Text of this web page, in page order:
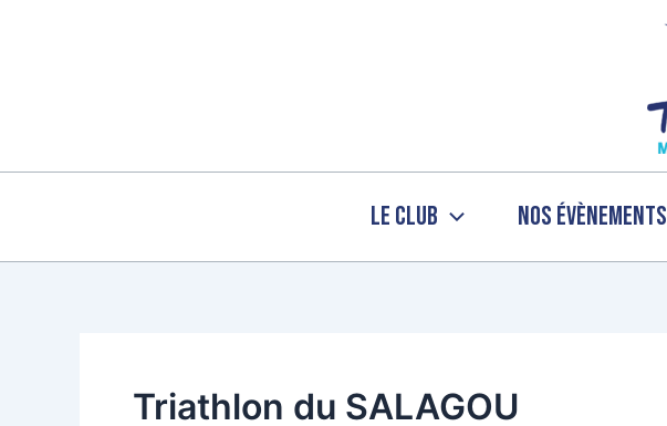
Le Club Nos évènements
Triathlon du SALAGOU